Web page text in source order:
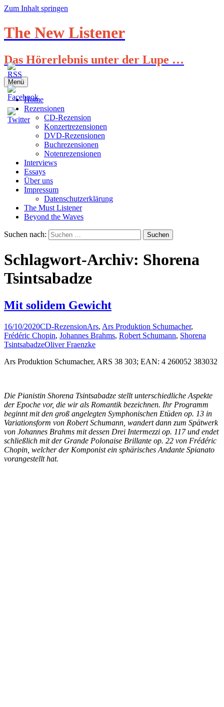
Zum Inhalt springen
The New Listener
Das Hörerlebnis unter der Lupe …
Menü
Home
Rezensionen
CD-Rezension
Konzertrezensionen
DVD-Rezensionen
Buchrezensionen
Notenrezensionen
Interviews
Essays
Über uns
Impressum
Datenschutzerklärung
The Must Listener
Beyond the Waves
Suchen nach:
Schlagwort-Archiv: Shorena
Tsintsabadze
Mit solidem Gewicht
16/10/2020CD-RezensionArs, Ars Produktion Schumacher,
Frédéric Chopin, Johannes Brahms, Robert Schumann, Shorena
TsintsabadzeOliver Fraenzke
Ars Produktion Schumacher, ARS 38 303; EAN: 4 260052 383032
Die Pianistin Shorena Tsintsabadze stellt unterschiedliche Aspekte
der Epoche vor, die wir als Romantik bezeichnen. Ihr Programm
beginnt mit den groß angelegten Symphonischen Etüden op. 13 in
Variationsform von Robert Schumann, wandert dann zum Spätwerk
von Johannes Brahms mit dessen Drei Intermezzi op. 117 und endet
schließlich mit der Grande Polonaise Brillante op. 22 von Frédéric
Chopin, welcher der Komponist ein sphärisches Andante Spianato
vorangestellt hat.